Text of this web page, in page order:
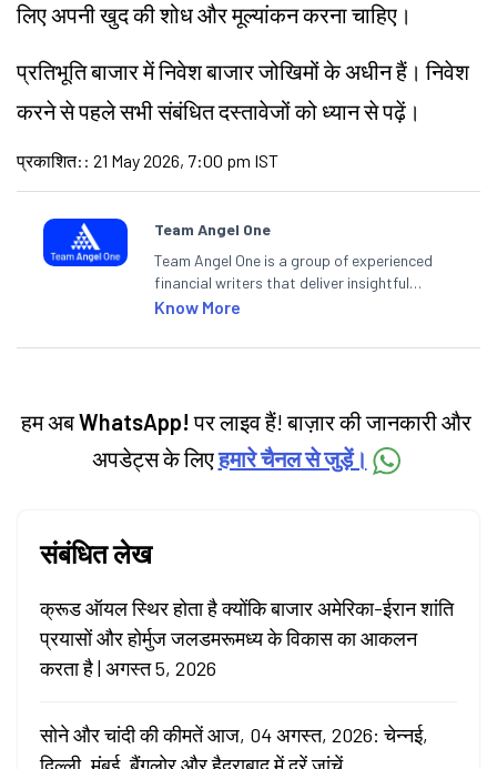
लिए अपनी खुद की शोध और मूल्यांकन करना चाहिए।
प्रतिभूति बाजार में निवेश बाजार जोखिमों के अधीन हैं। निवेश
करने से पहले सभी संबंधित दस्तावेजों को ध्यान से पढ़ें।
प्रकाशित: : 21 May 2026, 7:00 pm IST
Team Angel One
Team Angel One is a group of experienced
financial writers that deliver insightful
articles on the stock market, IPO, economy,
categories.
Know More
हम अबWhatsApp! पर लाइव हैं! बाज़ार की जानकारी और
अपडेट्स के लिएहमारे चैनल से जुड़ें।
संबंधित लेख
क्रूड ऑयल स्थिर होता है क्योंकि बाजार अमेरिका-ईरान शांति
प्रयासों और होर्मुज जलडमरूमध्य के विकास का आकलन
करता है | अगस्त 5, 2026
सोने और चांदी की कीमतें आज, 04 अगस्त, 2026: चेन्नई,